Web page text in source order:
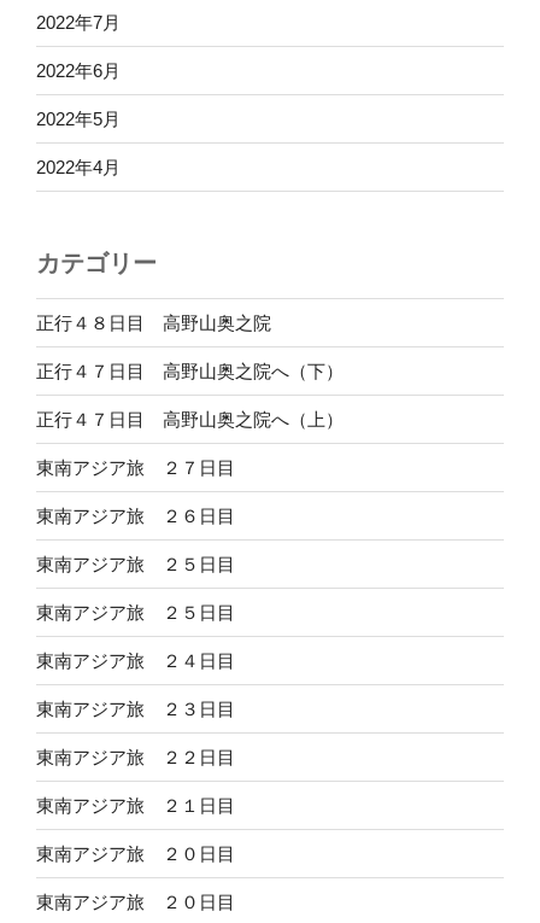
2022年7月
2022年6月
2022年5月
2022年4月
カテゴリー
正行４８日目 高野山奥之院
正行４７日目 高野山奥之院へ（下）
正行４７日目 高野山奥之院へ（上）
東南アジア旅 ２７日目
東南アジア旅 ２６日目
東南アジア旅 ２５日目
東南アジア旅 ２５日目
東南アジア旅 ２４日目
東南アジア旅 ２３日目
東南アジア旅 ２２日目
東南アジア旅 ２１日目
東南アジア旅 ２０日目
東南アジア旅 ２０日目